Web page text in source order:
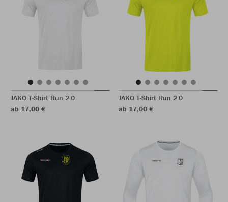
JAKO T-Shirt Run 2.0
ab 17,00 €
JAKO T-Shirt Run 2.0
ab 17,00 €